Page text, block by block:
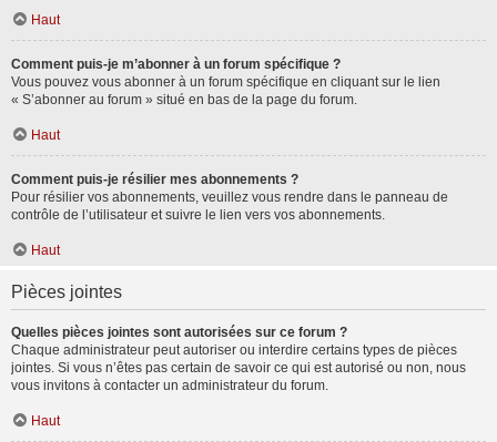
Haut
Comment puis-je m’abonner à un forum spécifique ?
Vous pouvez vous abonner à un forum spécifique en cliquant sur le lien
« S’abonner au forum » situé en bas de la page du forum.
Haut
Comment puis-je résilier mes abonnements ?
Pour résilier vos abonnements, veuillez vous rendre dans le panneau de
contrôle de l’utilisateur et suivre le lien vers vos abonnements.
Haut
Pièces jointes
Quelles pièces jointes sont autorisées sur ce forum ?
Chaque administrateur peut autoriser ou interdire certains types de pièces
jointes. Si vous n’êtes pas certain de savoir ce qui est autorisé ou non, nous
vous invitons à contacter un administrateur du forum.
Haut